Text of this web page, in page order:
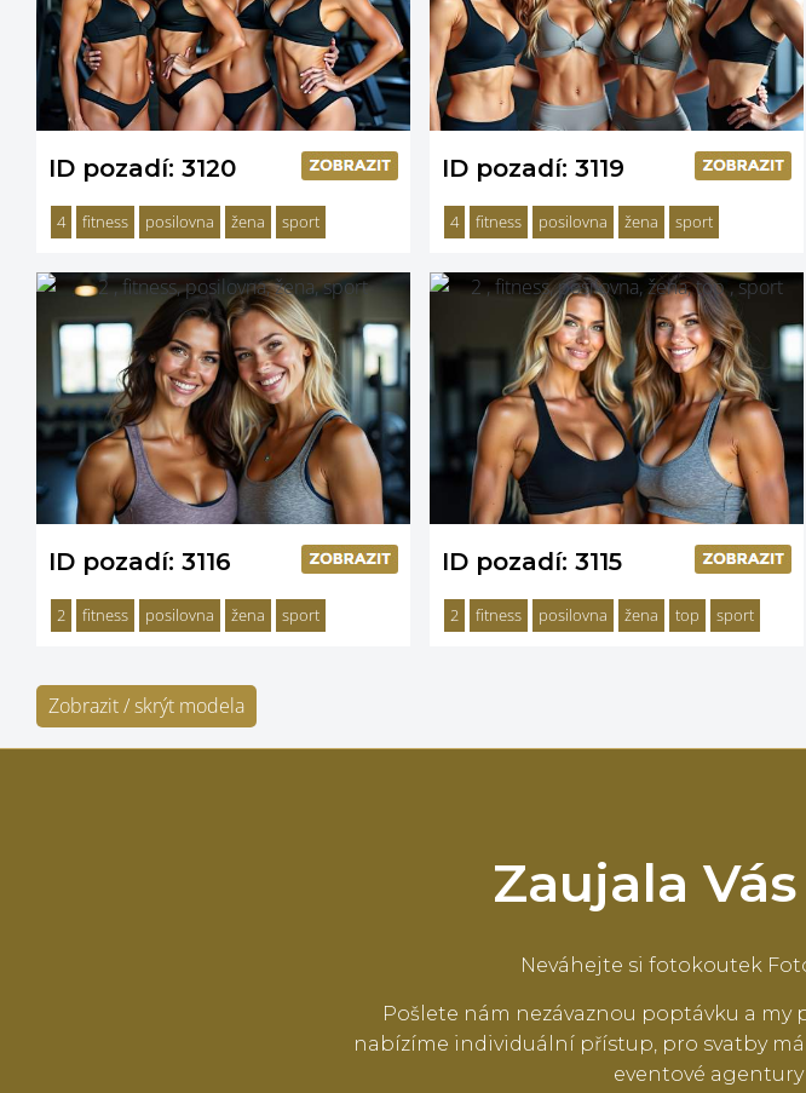
ID pozadí: 3120
4 fitness posilovna žena sport
ID pozadí: 3119
4 fitness posilovna žena sport
ID pozadí: 3116
2 fitness posilovna žena sport
ID pozadí: 3115
2 fitness posilovna žena top sport
Zobrazit / skrýt modela
Zaujala
Neváhejte si fotokoutek
Pošlete nám nezávaznou poptávku a my
nabízíme individuální přístup, pro svatby
eventové